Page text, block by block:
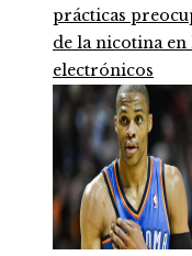
prácticas
de la nicotina
electrónicos